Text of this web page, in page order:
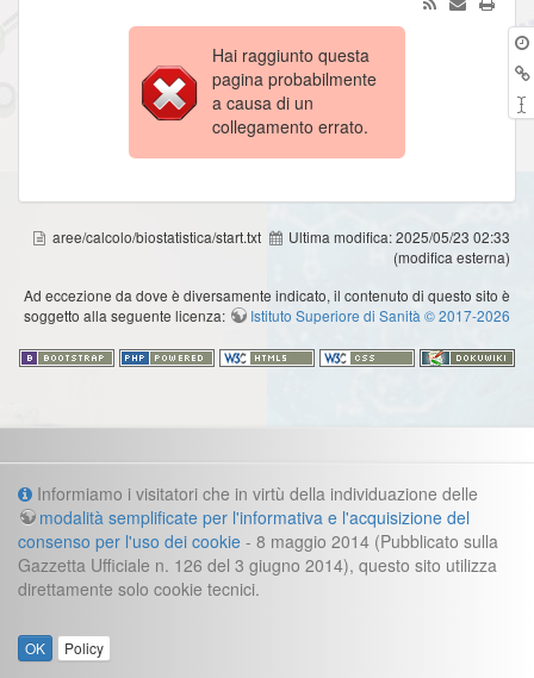
Hai raggiunto questa
pagina probabilmente
a causa di un
collegamento errato.
aree/calcolo/biostatistica/start.txt Ultima modifica:2025/05/23 02:33
(modifica esterna)
Ad eccezione da dove è diversamente indicato, il contenuto di questo sito è
soggetto alla seguente licenza:
Istituto Superiore di Sanità © 2017-2026
Informazioni
Cookie e informazioni legali
Contatti
Segreteria direzione:
direzione.fast@iss.it
Informiamo i visitatori che in virtù della individuazione delle
modalità semplificate per l'informativa e l'acquisizione del
consenso per l'uso dei cookie - 8 maggio 2014 (Pubblicato sulla
Gazzetta Ufficiale n. 126 del 3 giugno 2014), questo sito utilizza
direttamente solo cookie tecnici.
OK Policy